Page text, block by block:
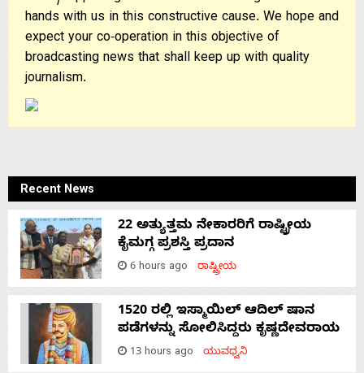
hands with us in this constructive cause. We hope and
expect your co-operation in this objective of
broadcasting news that shall keep up with quality
journalism.
Recent News
22 ಅತ್ಯುತ್ತಮ ನೇಕಾರರಿಗೆ ರಾಷ್ಟ್ರೀಯ
ಕೈಮಗ್ಗ ಪ್ರಶಸ್ತಿ ಪ್ರದಾನ
6 hours ago ರಾಷ್ಟ್ರೀಯ
1520 ರಲ್ಲಿ ಇಸ್ಮಾಯಿಲ್ ಆದಿಲ್ ಷಾನ
ಪಡೆಗಳನ್ನು ಸೋಲಿಸಿದ್ದರು ಕೃಷ್ಣದೇವರಾಯ
13 hours ago ಯುವಧ್ವನಿ